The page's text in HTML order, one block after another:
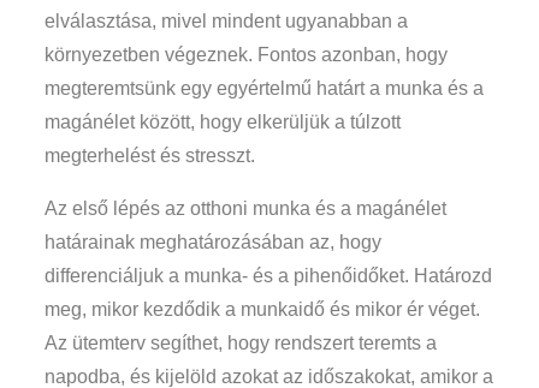
elválasztása, mivel mindent ugyanabban a
környezetben végeznek. Fontos azonban, hogy
megteremtsünk egy egyértelmű határt a munka és a
magánélet között, hogy elkerüljük a túlzott
megterhelést és stresszt.
Az első lépés az otthoni munka és a magánélet
határainak meghatározásában az, hogy
differenciáljuk a munka- és a pihenőidőket. Határozd
meg, mikor kezdődik a munkaidő és mikor ér véget.
Az ütemterv segíthet, hogy rendszert teremts a
napodba, és kijelöld azokat az időszakokat, amikor a